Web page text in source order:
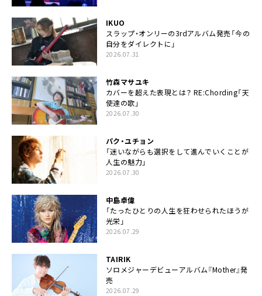
IKUO
スラップ・オンリーの3rdアルバム発売「今の
自分をダイレクトに」
2026.07.31
竹森マサユキ
カバーを超えた表現とは？ RE:Chording「天
使達の歌」
2026.07.30
パク・ユチョン
「迷いながらも選択をして進んでいくことが
人生の魅力」
2026.07.30
中島卓偉
「たったひとりの人生を狂わせられたほうが
光栄」
2026.07.29
TAIRIK
ソロメジャーデビューアルバム『Mother』発
売
2026.07.29